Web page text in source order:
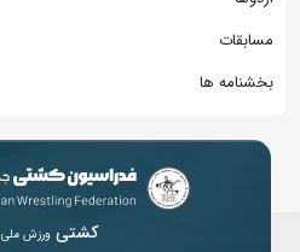
مسابقات
بخشنامه ها
کشتی ورزش ملی